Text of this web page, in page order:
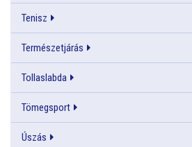
Tenisz
Természetjárás
Tollaslabda
Tömegsport
Úszás